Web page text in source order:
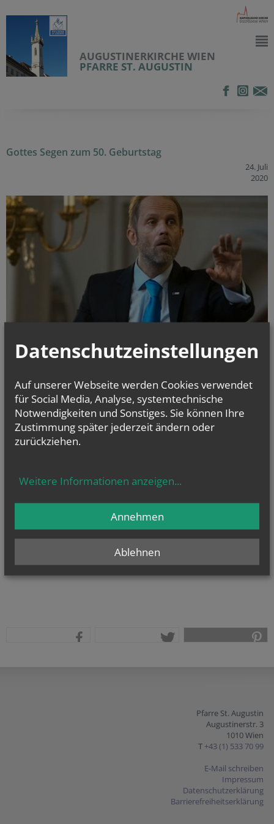
AUGUSTINERKIRCHE WIEN
PFARRE ST. AUGUSTIN
Gottes Segen zum 50. Geburtstag
24. Juli
2020
Heute feiert Gottfried Fragner, der seit 2012 in der Kirchenmusik von St.
Augustin als Dirigent und Substitut tätig ist, seinen 50. Geburtstag. Wir
gratulieren Gottfried zu seinem runden Geburtstag, wünschen ihm
Gesundheit und Gottes Segen in dieser herausfordernden Zeit und
danken ihm für seinen treuen Dienst!
Pfarre St. Augustin
Augustinerstr. 3
1010 Wien
T +43 (1) 533 70 99
E-Mail schreiben
Impressum
Datenschutzerklärung
Barrierefreiheitserklärung
Datenschutzeinstellungen
Auf unserer Webseite werden Cookies verwendet
für Social Media, Analyse, systemtechnische
Notwendigkeiten und Sonstiges. Sie können Ihre
Zustimmung später jederzeit ändern oder
zurückziehen.
Weitere Informationen anzeigen...
Ablehnen
Annehmen